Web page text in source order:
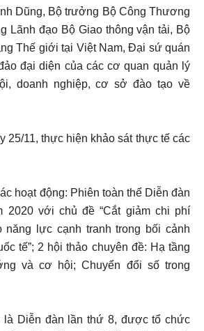
Dũng, Bộ trưởng Bộ Công Thương
Lãnh đạo Bộ Giao thông vận tải, Bộ
Thế giới tại Việt Nam, Đại sứ quán
đại diện của các cơ quan quản lý
doanh nghiệp, cơ sở đào tạo về
25/11, thực hiện khảo sát thực tế các
hoạt động: Phiên toàn thể Diễn đàn
2020 với chủ đề “Cắt giảm chi phí
năng lực cạnh tranh trong bối cảnh
tế”; 2 hội thảo chuyên đề: Hạ tầng
và cơ hội; Chuyển đổi số trong
là Diễn đàn lần thứ 8, được tổ chức